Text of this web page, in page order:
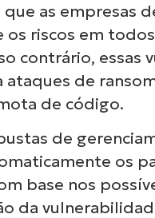
que as empresas
os riscos em
contrário,
ataques de
de código.
de
os
base nos
da